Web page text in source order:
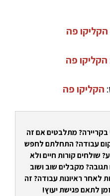
הקליקו פה
הקליקו פה
הקליקו פה
בקריירה? מתלבטים אם זה
עבודה? התחלתם לחפש
שולחים קורות חיים ולא
מקבלים שוב ושוב
לאחר ראיונות עבודה? זה
לתאם פגישת יעוץ!